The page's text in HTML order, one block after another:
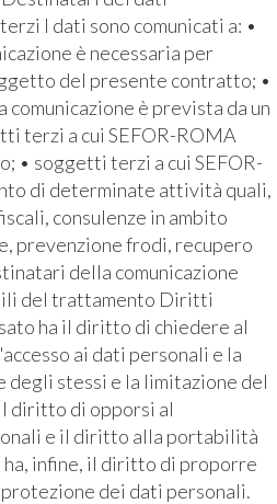
I dati sono comunicati a: •
è necessaria per
del presente contratto; •
è prevista da un
terzi a cui SEFOR-ROMA
• soggetti terzi a cui SEFOR-
di determinate attività quali,
consulenze in ambito
prevenzione frodi, recupero
della comunicazione
del trattamento Diritti
ha il diritto di chiedere al
ai dati personali e la
degli stessi e la limitazione del
diritto di opporsi al
e il diritto alla portabilità
ha, infine, il diritto di proporre
dei dati personali.